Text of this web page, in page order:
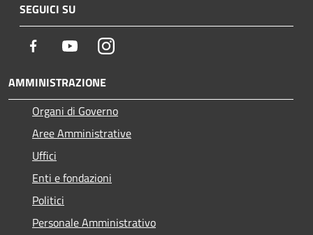
SEGUICI SU
Facebook YoutubeInstagram
AMMINISTRAZIONE
Organi di Governo
Aree Amministrative
Uffici
Enti e fondazioni
Politici
Personale Amministrativo